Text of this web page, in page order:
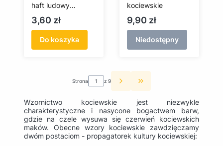
haft ludowy
kociewski
Cena
3,60 zł
Do koszyka
kociewskie
Cena
9,90 zł
Niedostępny
Strona z 9 Przejdź do ostatniej
Wzornictwo kociewskie jest niezwykle
charakterystyczne i nasycone bogactwem barw,
gdzie na czele wysuwa się czerwień kociewskich
maków. Obecne wzory kociewskie zawdzięczamy
dwóm postaciom - propagatorek kultury kociewskiej: